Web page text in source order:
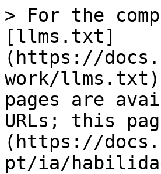
> For the
[llms.txt]
(https://
work/llms.txt).
pages are
URLs; this
(https://
pt/ia/